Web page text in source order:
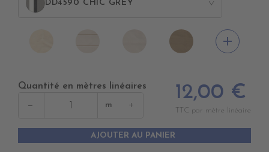
DD4590 CHIC GREY >
DD4010
DD4030
CANVAS
DD4040
BEIGE
add
Quantité en mètres linéaires
− m +
12,00 €
TTC par mètre linéaire
AJOUTER AU PANIER